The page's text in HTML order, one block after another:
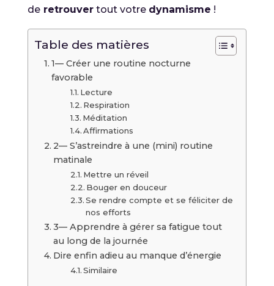
deretrouvertout votre dynamisme !
Table des matières
1— Créer une routine nocturne
favorable
Lecture
Respiration
Méditation
Affirmations
2— S’astreindre à une (mini) routine
matinale
Mettre un réveil
Bouger en douceur
Se rendre compte et se féliciter de
nos efforts
3— Apprendre à gérer sa fatigue tout
au long de la journée
Dire enfin adieu au manque d’énergie
Similaire